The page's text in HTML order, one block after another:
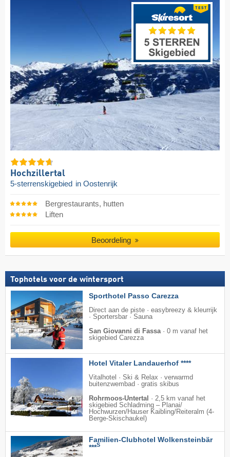
Hochzillertal
5-sterrenskigebied in Oostenrijk
Bergrestaurants, hutten
Liften
Beoordeling
Tophotels voor de wintersport
Sporthotel Passo Carezza
Direct aan de piste · easybreezy & kleurrijk
· Sportersbar · Sauna
San Giovanni di Fassa · 0 m vanaf het
skigebied Carezza
Hotel Vitaler Landauerhof ****
Vitalhotel · Ski & Relax · verwarmd
buitenzwembad · gratis skibus
Rohrmoos-Untertal
· 2,5 km vanaf het
skigebied Schladming – Planai/​
Hochwurzen/​Hauser Kaibling/​Reiteralm (4-
Berge-Skischaukel)
Familien-Clubhotel Wolkensteinbär
***S